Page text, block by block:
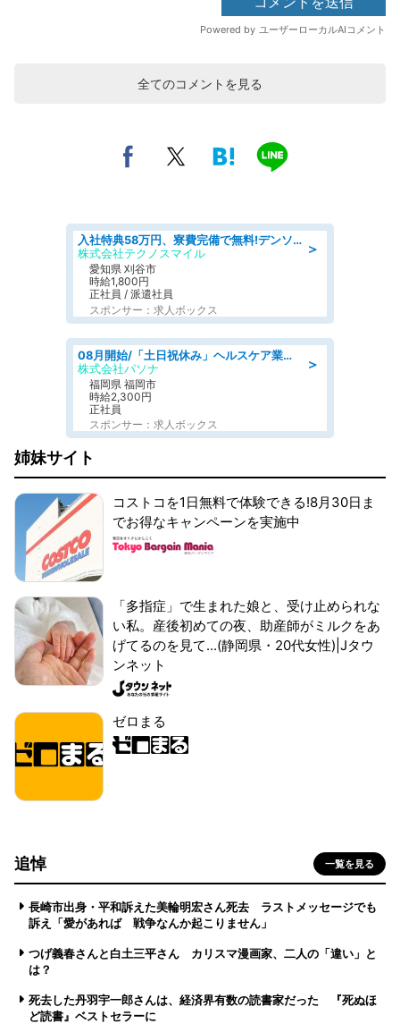
全てのコメントを見る
＞
入社特典58万円、寮費完備で無料!デンソーで働こう!自動車工場で小型部品の検査業務 denso aichi
株式会社テクノスマイル
愛知県 刈谷市
時給1,800円
正社員 / 派遣社員
スポンサー：求人ボックス
＞
08月開始/「土日祝休み」ヘルスケア業界の産業保健師/高時給/未経験OK/要資格:保健師、正看護師
株式会社パソナ
福岡県 福岡市
時給2,300円
正社員
スポンサー：求人ボックス
姉妹サイト
コストコを1日無料で体験できる!8月30日ま
でお得なキャンペーンを実施中
「多指症」で生まれた娘と、受け止められな
い私。産後初めての夜、助産師がミルクをあ
げてるのを見て...(静岡県・20代女性)|Jタウ
ンネット
ゼロまる
追悼 一覧を見る
長崎市出身・平和訴えた美輪明宏さん死去 ラストメッセージでも
訴え「愛があれば 戦争なんか起こりません」
つげ義春さんと白土三平さん カリスマ漫画家、二人の「違い」と
は？
死去した丹羽宇一郎さんは、経済界有数の読書家だった 『死ぬほ
ど読書』ベストセラーに